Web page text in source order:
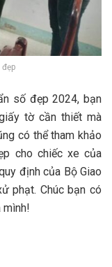
số đẹp 2024, bạn
tờ cần thiết mà
có thể tham khảo
cho chiếc xe của
định của Bộ Giao
phạt. Chúc bạn có